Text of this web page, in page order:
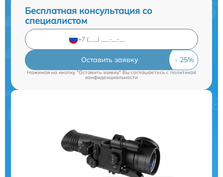
Бесплатная консультация со
специалистом
Оставить заявку
Нажимая на кнопку "Оставить заявку" Вы соглашаетесь cполитикой
конфиденциальности